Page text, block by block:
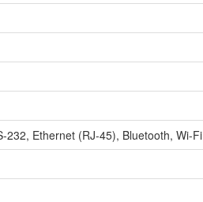
232, Ethernet (RJ-45), Bluetooth, Wi-Fi